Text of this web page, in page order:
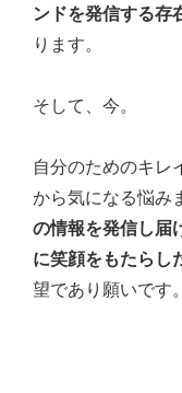
ンドを発信する存
ります。
そして、今。
自分のためのキレ
から気になる悩み
の情報を発信し届
に笑顔をもたらし
望であり願いです。